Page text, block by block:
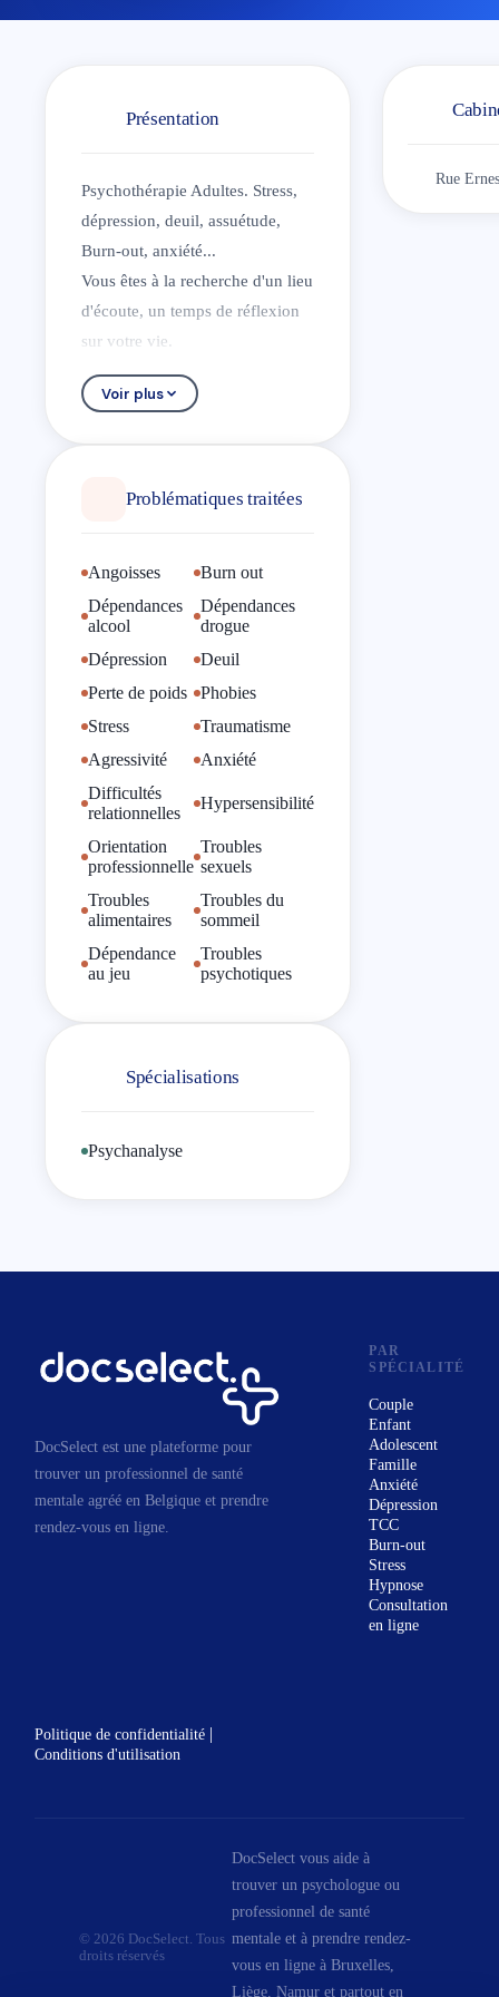
Présentation
Psychothérapie Adultes. Stress,
dépression, deuil, assuétude,
Burn-out, anxiété...
Vous êtes à la recherche d'un lieu
d'écoute, un temps de réflexion
sur votre vie.
Vous êtes confronté à une
souffrance existentielle, une
circonscrire, une ou plusieurs
faire certains choix.
Je vous propose un espace
dans votre quotidien, un lieu et
un temps pour chercher
ensemble le ou les moyens de
retrouver un peu d'équilibre,
d'apaisement.
Le moment de la consultation est
une occasion de :
Vous retrouver avec vous-
même ;
Faire le tri ;
Vous mettre à l’écoute de
Reprendre contact avec votre
Psychologue clinicien et
de l'insertion
socioprofessionnelle, mais aussi
à travers un travail thérapeutique
personnel. Les séances sont
orientées par la psychothérapie
analytique.
travail consistera dans un
premier temps à poser votre
séances...). Ensuite, nous
essayerons, ensemble, de trouver
vos propres réponses et solutions
aux questions et difficultés
Voir plus
Problématiques traitées
Angoisses
Burn out
Dépendances
alcool
Dépendances
drogue
Dépression
Deuil
Perte de poids
Phobies
Stress
Traumatisme
Agressivité
Anxiété
Difficultés
relationnelles
Hypersensibilité
Orientation
professionnelle
Troubles
sexuels
Troubles
alimentaires
Troubles du
sommeil
Dépendance
au jeu
Troubles
psychotiques
Spécialisations
Psychanalyse
Rue
DocSelect est une plateforme pour
trouver un professionnel de santé
mentale agréé en Belgique et prendre
rendez-vous en ligne.
PAR
SPÉCIALITÉ
Couple
Enfant
Adolescent
Famille
Anxiété
Dépression
TCC
Burn-out
Stress
Hypnose
Consultation
en ligne
Politique de confidentialité |
Conditions d'utilisation
© 2026 DocSelect. Tous
droits réservés
DocSelect vous aide à
trouver un psychologue ou
professionnel de santé
mentale et à prendre rendez-
vous en ligne à Bruxelles,
Liège, Namur et partout en